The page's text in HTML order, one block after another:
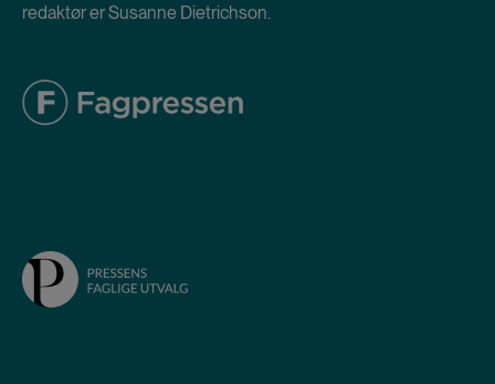
redaktør er Susanne Dietrichson.